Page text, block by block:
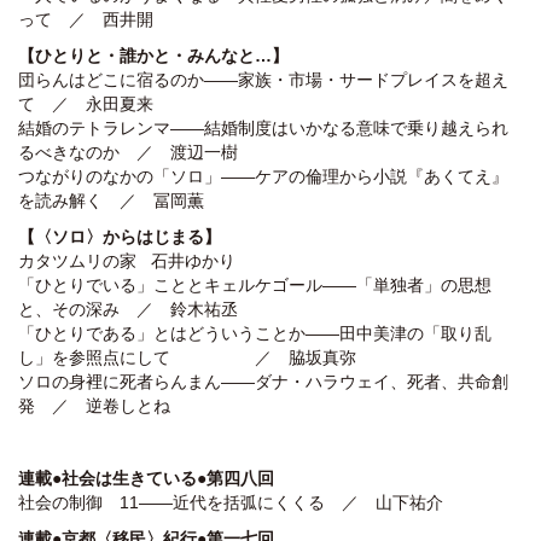
って ／ 西井開
【ひとりと・誰かと・みんなと…】
団らんはどこに宿るのか――家族・市場・サードプレイスを超え
て ／ 永田夏来
結婚のテトラレンマ――結婚制度はいかなる意味で乗り越えられ
るべきなのか ／ 渡辺一樹
つながりのなかの「ソロ」――ケアの倫理から小説『あくてえ』
を読み解く ／ 冨岡薫
【〈ソロ〉からはじまる】
カタツムリの家 石井ゆかり
「ひとりでいる」こととキェルケゴール――「単独者」の思想
と、その深み ／ 鈴木祐丞
「ひとりである」とはどういうことか――田中美津の「取り乱
し」を参照点にして ／ 脇坂真弥
ソロの身裡に死者らんまん――ダナ・ハラウェイ、死者、共命創
発 ／ 逆卷しとね
連載●社会は生きている●第四八回
社会の制御 11――近代を括弧にくくる ／ 山下祐介